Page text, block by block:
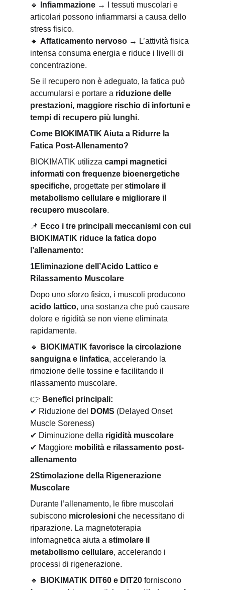
🔹
Infiammazione → I tessuti muscolari e
articolari possono infiammarsi a causa dello
stress fisico.
🔹 Affaticamento nervoso → L’attività fisica
intensa consuma energia e riduce i livelli di
concentrazione.
Se il recupero non è adeguato, la fatica può
accumularsi e portare a riduzione delle
prestazioni, maggiore rischio di infortuni e
tempi di recupero più lunghi.
Come BIOKIMATIK Aiuta a Ridurre la
Fatica Post-Allenamento?
BIOKIMATIK utilizza campi magnetici
informati con frequenze bioenergetiche
specifiche, progettate per stimolare il
metabolismo cellulare e migliorare il
recupero muscolare.
📌 Ecco i tre principali meccanismi con cui
BIOKIMATIK riduce la fatica dopo
l’allenamento:
1️Eliminazione dell’Acido Lattico e
Rilassamento Muscolare
Dopo uno sforzo fisico, i muscoli producono
acido lattico, una sostanza che può causare
dolore e rigidità se non viene eliminata
rapidamente.
🔹
BIOKIMATIK favorisce la circolazione
sanguigna e linfatica, accelerando la
rimozione delle tossine e facilitando il
rilassamento muscolare.
👉 Benefici principali:
✔ Riduzione del DOMS (Delayed Onset
Muscle Soreness)
✔ Diminuzione della rigidità muscolare
✔ Maggiore mobilità e rilassamento post-
allenamento
2️Stimolazione della Rigenerazione
Muscolare
Durante l’allenamento, le fibre muscolari
subiscono microlesioni che necessitano di
riparazione. La magnetoterapia
infomagnetica aiuta a stimolare il
metabolismo cellulare, accelerando i
processi di rigenerazione.
🔹
BIOKIMATIK DIT60 e DIT20 forniscono